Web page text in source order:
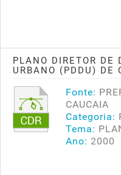
PLANO DIRETOR DE
URBANO (PDDU) DE
Fonte:
CAUCAIA
Categoria:
Tema:
Ano: 2000